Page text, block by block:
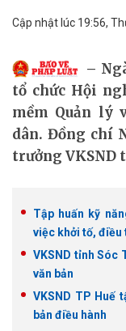
Cập nhật lúc 19:56,
tổ chức Hội
mềm Quản lý
dân. Đồng chí
trưởng VKSND
Tập huấn kỹ
việc khởi tố, điều
VKSND tỉnh Sóc
văn bản
VKSND TP Huế
bản điều hành